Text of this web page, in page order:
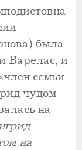
была
Варелас, и
семьи
чудом
на
на